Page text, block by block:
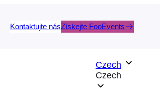
Kontaktujte násZískejte FooEvents
Czech
Czech